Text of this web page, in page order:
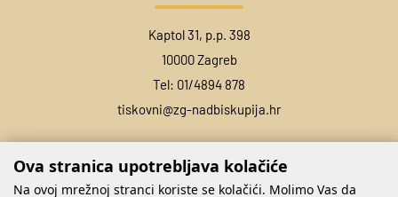
Kaptol 31, p.p. 398
10000 Zagreb
Tel: 01/4894 878
tiskovni@zg-nadbiskupija.hr
Ova stranica upotrebljava kolačiće
Na ovoj mrežnoj stranci koriste se kolačići. Molimo Vas da